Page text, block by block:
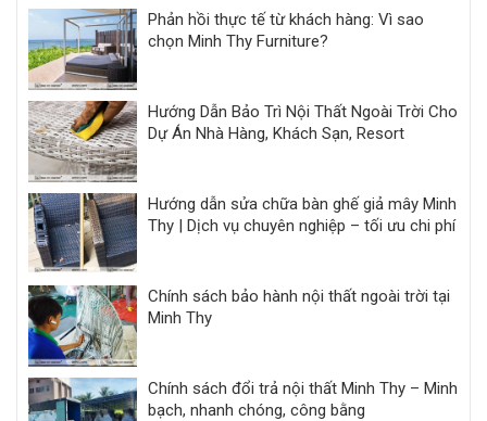
Phản hồi thực tế từ khách hàng: Vì sao
chọn Minh Thy Furniture?
Hướng Dẫn Bảo Trì Nội Thất Ngoài Trời Cho
Dự Án Nhà Hàng, Khách Sạn, Resort
Hướng dẫn sửa chữa bàn ghế giả mây Minh
Thy | Dịch vụ chuyên nghiệp – tối ưu chi phí
Chính sách bảo hành nội thất ngoài trời tại
Minh Thy
Chính sách đổi trả nội thất Minh Thy – Minh
bạch, nhanh chóng, công bằng